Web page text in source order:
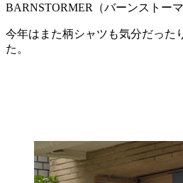
BARNSTORMER（バーンストー
今年はまた柄シャツも気分だった
た。